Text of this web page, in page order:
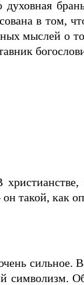
в том,
мыслей о
такой, как
сильное.
символизм.